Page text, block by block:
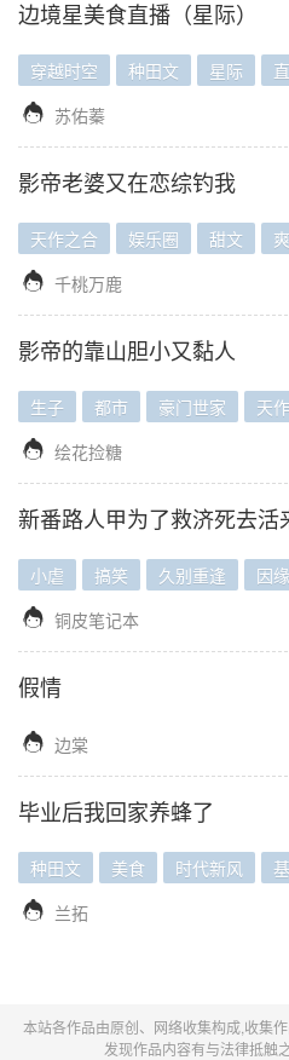
边境星美食直播（星际）
穿越时空 种田文 星际
 苏佑蓁
影帝老婆又在恋综钓我
天作之合 娱乐圈 甜文
 千桃万鹿
影帝的靠山胆小又黏人
生子 都市 豪门世家 天
 绘花捡糖
新番路人甲为了救济死去活
小虐 搞笑 久别重逢 因
 铜皮笔记本
假情
 边棠
毕业后我回家养蜂了
种田文 美食 时代新风
 兰拓
本站各作品由原创、网络收集构成,收集
发现作品内容有与法律抵触